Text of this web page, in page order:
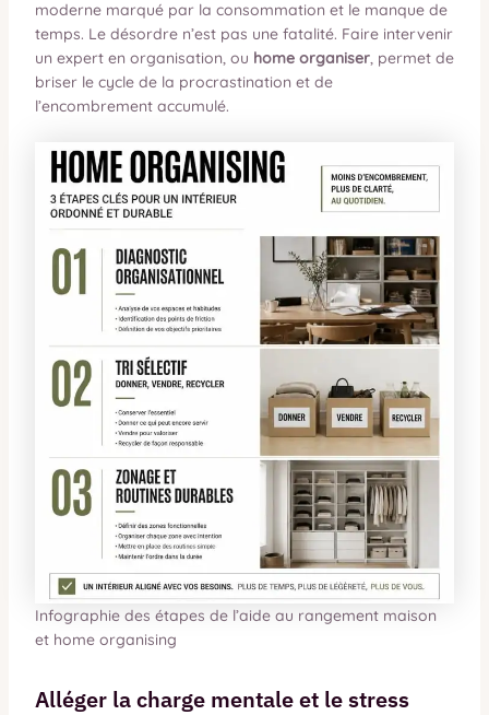
moderne marqué par la consommation et le manque de
temps. Le désordre n’est pas une fatalité. Faire intervenir
un expert en organisation, ou home organiser, permet de
briser le cycle de la procrastination et de
l’encombrement accumulé.
Infographie des étapes de l’aide au rangement maison
et home organising
Alléger la charge mentale et le stress